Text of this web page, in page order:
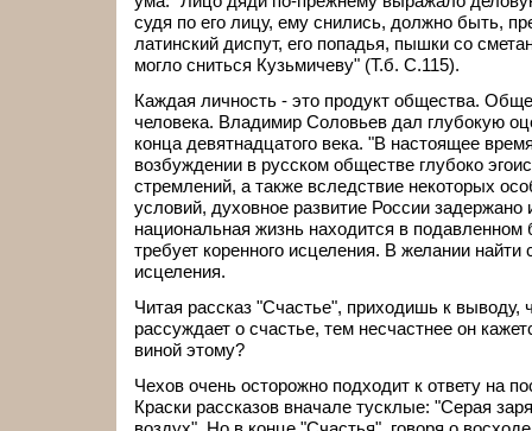
судя по его лицу, ему снились, должно быть,
латинский диспут, его попадья, пышки со
могло сниться Кузьмичеву" (Т.б. C.115).
Каждая личность - это продукт общества.
человека. Владимир Соловьев дал глубокую
конца девятнадцатого века. "В настоящее
возбуждении в русском обществе глубоко
стремлений, а также вследствие некоторых
условий, духовное развитие России задержано
национальная жизнь находится в подавленном
требует коренного исцеления. В желании найти
исцеления.
Читая рассказ "Счастье", приходишь к
рассуждает о счастье, тем несчастнее он
виной этому?
Чехов очень осторожно подходит к ответу на
Краски рассказов вначале тусклые: "Серая